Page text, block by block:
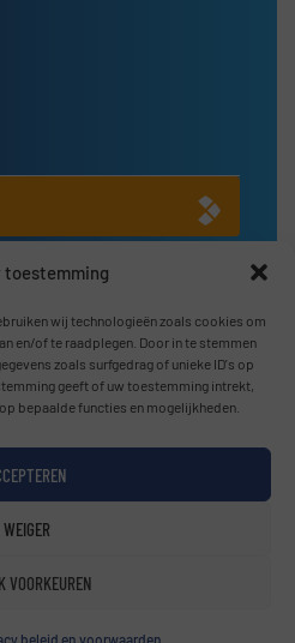
toestemming
wij technologieën zoals cookies om
en/of te raadplegen. Door in te stemmen
zoals surfgedrag of unieke ID's op
geeft of uw toestemming intrekt,
bepaalde functies en mogelijkheden.
WEIGER
VOORKEUREN
beleid en voorwaarden